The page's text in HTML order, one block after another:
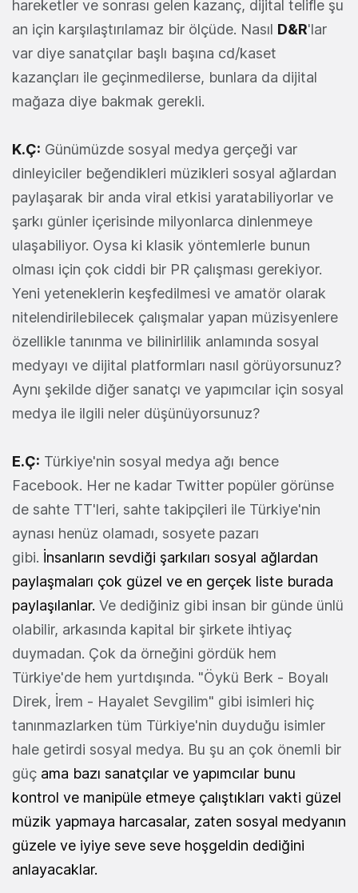
hareketler ve sonrası gelen kazanç, dijital telifle şu
an için karşılaştırılamaz bir ölçüde. Nasıl D&R'lar
var diye sanatçılar başlı başına cd/kaset
kazançları ile geçinmedilerse, bunlara da dijital
mağaza diye bakmak gerekli.
K.Ç: Günümüzde sosyal medya gerçeği var
dinleyiciler beğendikleri müzikleri sosyal ağlardan
paylaşarak bir anda viral etkisi yaratabiliyorlar ve
şarkı günler içerisinde milyonlarca dinlenmeye
ulaşabiliyor. Oysa ki klasik yöntemlerle bunun
olması için çok ciddi bir PR çalışması gerekiyor.
Yeni yeteneklerin keşfedilmesi ve amatör olarak
nitelendirilebilecek çalışmalar yapan müzisyenlere
özellikle tanınma ve bilinirlilik anlamında sosyal
medyayı ve dijital platformları nasıl görüyorsunuz?
Aynı şekilde diğer sanatçı ve yapımcılar için sosyal
medya ile ilgili neler düşünüyorsunuz?
E.Ç: Türkiye'nin sosyal medya ağı bence
Facebook. Her ne kadar Twitter popüler görünse
de sahte TT'leri, sahte takipçileri ile Türkiye'nin
aynası henüz olamadı, sosyete pazarı
gibi. İnsanların sevdiği şarkıları sosyal ağlardan
paylaşmaları çok güzel ve en gerçek liste burada
paylaşılanlar. Ve dediğiniz gibi insan bir günde ünlü
olabilir, arkasında kapital bir şirkete ihtiyaç
duymadan. Çok da örneğini gördük hem
Türkiye'de hem yurtdışında. "Öykü Berk - Boyalı
Direk, İrem - Hayalet Sevgilim" gibi isimleri hiç
tanınmazlarken tüm Türkiye'nin duyduğu isimler
hale getirdi sosyal medya. Bu şu an çok önemli bir
güç ama bazı sanatçılar ve yapımcılar bunu
kontrol ve manipüle etmeye çalıştıkları vakti güzel
müzik yapmaya harcasalar, zaten sosyal medyanın
güzele ve iyiye seve seve hoşgeldin dediğini
anlayacaklar.